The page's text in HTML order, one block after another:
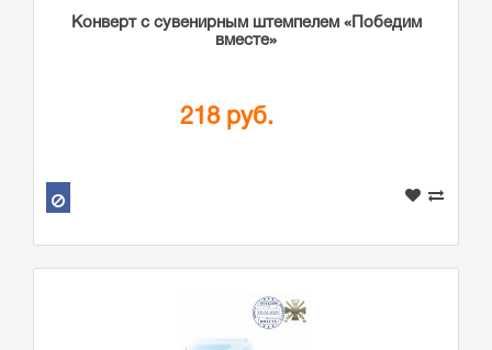
Конверт с сувенирным штемпелем «Победим
вместе»
218 руб.